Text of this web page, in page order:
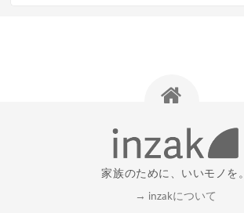
家族のために、いいモノを。
→ inzakについて